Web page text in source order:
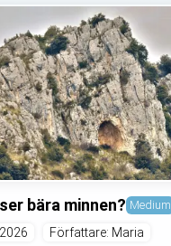
bära minnen? Medium
Författare: Maria